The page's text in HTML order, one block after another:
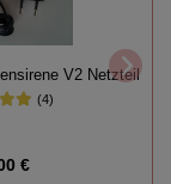
V2 Netzteil
(4)
€